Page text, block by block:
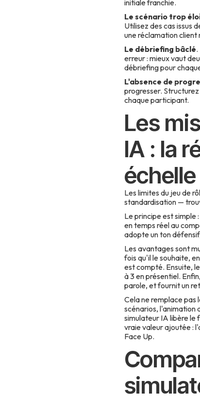
initiale franchie.
Le scénario trop
Utilisez des cas issus
une réclamation client
Le débriefing bâclé
erreur : mieux vaut
débriefing pour
L'absence de
progresser.
chaque participant.
Les
IA : la
échelle
Les limites du jeu de
standardisation —
Le principe est simple
en temps réel au
adopte un ton
Les avantages sont
fois qu'il le souhaite,
est compté. Ensuite, le
à 3 en présentiel.
parole, et fournit un
Cela ne remplace
scénarios, l'animation
simulateur IA libère le
vraie valeur ajoutée :
Face Up.